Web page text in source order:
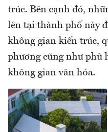
trúc. Bên cạnh đó,
lên tại thành phố này
không gian kiến trúc,
phương cũng như phù
không gian văn hóa.